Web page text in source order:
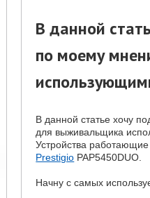
В данной
по моему
В данной статье хочу
для выживальщика
Устройства
Prestigio PAP5450DUO.
Начну с самых